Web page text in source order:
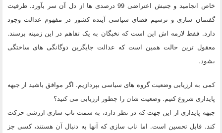
خاص انجامید و جنبش اعتراضی 99 درصدی ها از دل آن سر بآورد. ظرفیت
گفتمان سازی و ترسیم فضای سیاسی آینده کشور در مفهوم عدالت وجود
دارد. فقط لازمه اش این است که نخبگان به یک تفاهم در این زمینه برسند.
معقول ترین حالت همین است که عدالت جایگزین دوگانگی های ساختگی
بشود.
کمی به ارزیابی وضعیت گروه های سیاسی بپردازیم. اگر موافق باشید از جبهه
پایداری شروع کنیم. وضعیت شان را چطور ارزیابی می کنید؟
جبهه پایداری از این جهت که در نظر دارد، به سمت ناب سازی ارزشی حرکت
کند. قابل تحسین است. اما ناب سازی که آنها به دنبال آن هستند، کسی جز